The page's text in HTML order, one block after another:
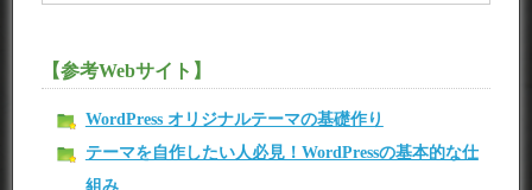
【参考Webサイト】
WordPress オリジナルテーマの基礎作り
テーマを自作したい人必見！WordPressの基本的な仕
組み